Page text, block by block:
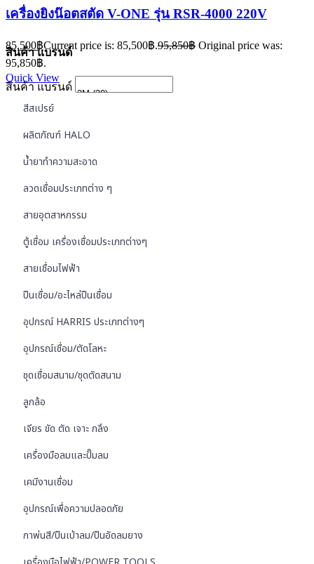
เครื่องยิงน๊อตสตัด V-ONE รุ่น RSR-4000 220V
85,500฿Current price is: 85,500฿.95,850฿ Original price was:
95,850฿.
Quick View
สินค้า แบรนด์
สินค้า แบรนด์
สีสเปรย์
ผลิตภัณฑ์ HALO
น้ำยาทำความสะอาด
ลวดเชื่อมประเภทต่าง ๆ
สายอุตสาหกรรม
ตู้เชื่อม เครื่องเชื่อมประเภทต่างๆ
สายเชื่อมไฟฟ้า
ปืนเชื่อม/อะไหล่ปืนเชื่อม
อุปกรณ์ HARRIS ประเภทต่างๆ
อุปกรณ์เชื่อม/ตัดโลหะ
ชุดเชื่อมสนาม/ชุดตัดสนาม
ลูกล้อ
เจียร ขัด ตัด เจาะ กลึง
เครื่องมือลมและปั๊มลม
เคมีงานเชื่อม
อุปกรณ์เพื่อความปลอดภัย
กาพ่นสี/ปืนเป่าลม/ปืนอัดลมยาง